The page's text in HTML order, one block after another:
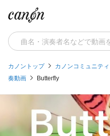
カノントップ カノンコミュニティ
奏動画
Butterfly